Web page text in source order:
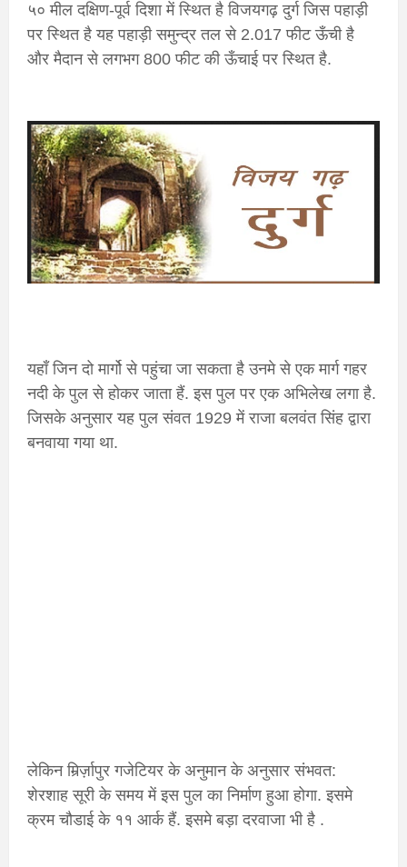
५० मील दक्षिण-पूर्व दिशा में स्थित है विजयगढ़ दुर्ग जिस पहाड़ी
पर स्थित है यह पहाड़ी समुन्द्र तल से 2.017 फीट ऊँची है
और मैदान से लगभग 800 फीट की ऊँचाई पर स्थित है.
यहाँ जिन दो मार्गो से पहुंचा जा सकता है उनमे से एक मार्ग गहर
नदी के पुल से होकर जाता हैं. इस पुल पर एक अभिलेख लगा है.
जिसके अनुसार यह पुल संवत 1929 में राजा बलवंत सिंह द्वारा
बनवाया गया था.
लेकिन मिर्र्ज़ापुर गजेटियर के अनुमान के अनुसार संभवत:
शेरशाह सूरी के समय में इस पुल का निर्माण हुआ होगा. इसमे
क्रम चौडाई के ११ आर्क हैं. इसमे बड़ा दरवाजा भी है .